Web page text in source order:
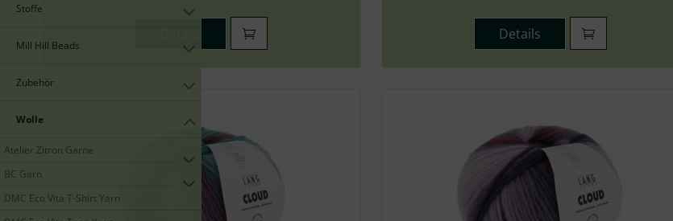
Stoffe
Mill Hill Beads
Zubehör
Wolle
Atelier Zitron Garne
BC Garn
DMC Eco Vita T-Shirt Yarn
Details